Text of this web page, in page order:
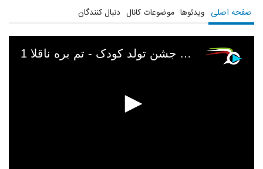
صفحه اصلی ویدئوها موضوعات کانال دنبال کنندگان
کلیپ جشن تولد کودک - تم بره ناقلا 1